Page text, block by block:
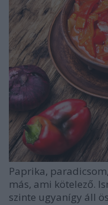
Paprika,
más, ami kötelező.
szinte ugyanígy áll